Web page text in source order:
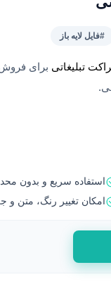
#فایل لایه باز
تبلیغاتی برای
استفاده سریع و بدون
امکان تغییر رنگ، متن و